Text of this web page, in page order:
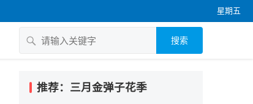
星期五
搜索
推荐：三月金弹子花季